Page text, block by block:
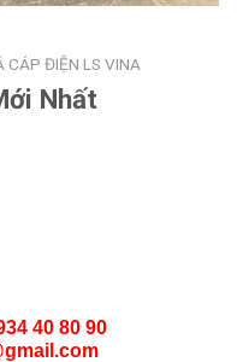
CÁP ĐIỆN LS VINA
Nhất
40 80 90
gmail .com